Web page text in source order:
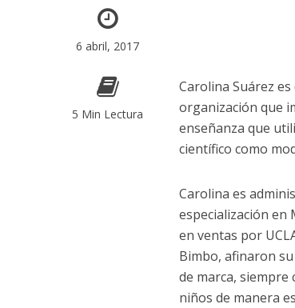
6 abril, 2017
5 Min Lectura
Carolina Suárez
organización que
enseñanza que
científico como
Carolina es
especialización en
en ventas por
Bimbo, afinaron
de marca,
niños de manera